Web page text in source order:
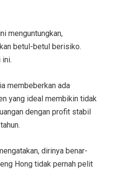
menguntungkan,
betul-betul berisiko.
membeberkan ada
yang ideal membikin tidak
dengan profit stabil
dirinya benar-
Hong tidak pernah pelit